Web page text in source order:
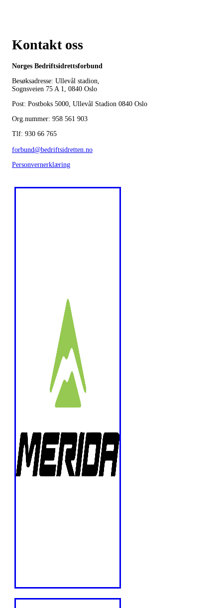
Kontakt oss
Norges Bedriftsidrettsforbund
Besøksadresse: Ullevål stadion,
Sognsveien 75 A 1, 0840 Oslo
Post: Postboks 5000, Ullevål Stadion 0840 Oslo
Org.nummer: 958 561 903
Tlf: 930 66 765
forbund@bedriftsidretten.no
Personvernerklæring